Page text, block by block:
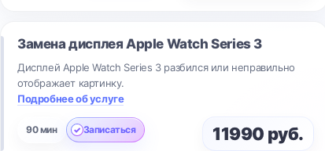
Замена дисплея Apple Watch Series 3
Дисплей Apple Watch Series 3 разбился или неправильно
отображает картинку.
Подробнее об услуге
90 мин Записаться 11990 руб.